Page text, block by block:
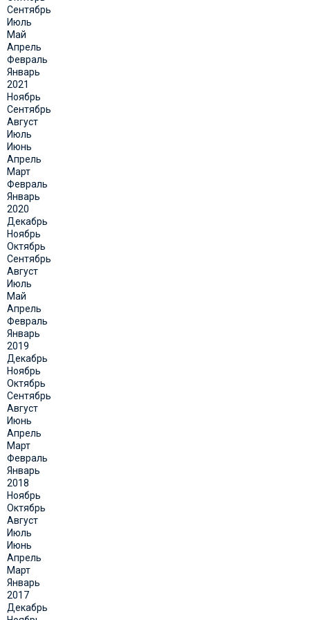
Сентябрь
Июль
Май
Апрель
Февраль
Январь
2021
Ноябрь
Сентябрь
Август
Июль
Июнь
Апрель
Март
Февраль
Январь
2020
Декабрь
Ноябрь
Октябрь
Сентябрь
Август
Июль
Май
Апрель
Февраль
Январь
2019
Декабрь
Ноябрь
Октябрь
Сентябрь
Август
Июнь
Апрель
Март
Февраль
Январь
2018
Ноябрь
Октябрь
Август
Июль
Июнь
Апрель
Март
Январь
2017
Декабрь